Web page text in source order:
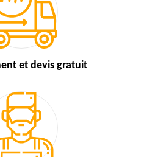
et devis gratuit